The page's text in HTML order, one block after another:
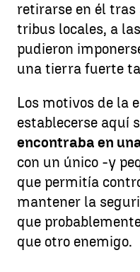
retirarse en él
tribus locales, a
pudieron
una tierra fuerte
Los motivos de la
establecerse aquí
encontraba en
con un único -y
que permitía
mantener la
que
que otro enemigo.